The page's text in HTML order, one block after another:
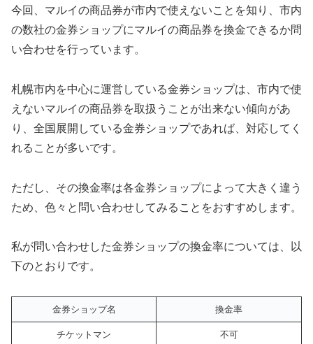
今回、マルイの商品券が市内で使えないことを知り、市内
の数社の金券ショップにマルイの商品券を換金できるか問
い合わせを行っています。
札幌市内を中心に運営している金券ショップは、市内で使
えないマルイの商品券を取扱うことが出来ない傾向があ
り、全国展開している金券ショップであれば、対応してく
れることが多いです。
ただし、その換金率は各金券ショップによって大きく違う
ため、色々と問い合わせしてみることをおすすめします。
私が問い合わせした金券ショップの換金率については、以
下のとおりです。
金券ショップ名 換金率
チケットマン 不可